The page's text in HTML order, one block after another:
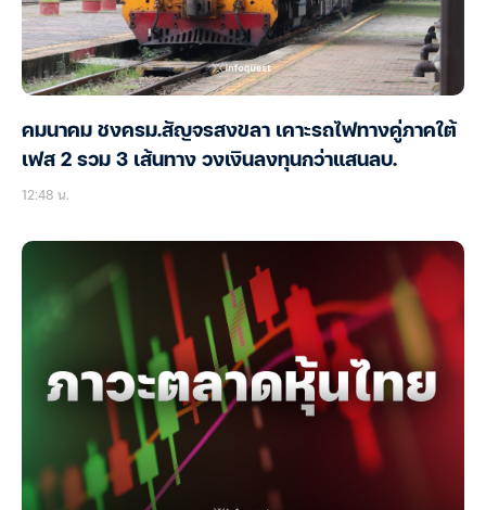
คมนาคม ชงครม.สัญจรสงขลา เคาะรถไฟทางคู่ภาคใต้
เฟส 2 รวม 3 เส้นทาง วงเงินลงทุนกว่าแสนลบ.
12:48 น.